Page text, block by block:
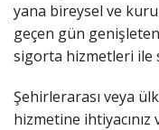
yana bireysel ve
geçen gün
sigorta hizmetleri ile
Şehirlerarası veya
hizmetine